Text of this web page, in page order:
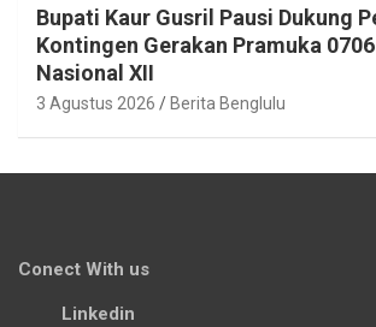
Bupati Kaur Gusril Pausi Dukung
Kontingen Gerakan Pramuka
Nasional XII
3 Agustus 2026 Berita Benglulu
Conect With us
Linkedin